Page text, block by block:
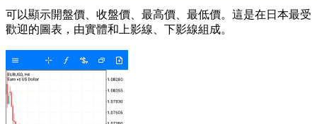
可以顯示開盤價、收盤價、最高價、最低價。這是在日本最受
歡迎的圖表，由實體和上影線、下影線組成。